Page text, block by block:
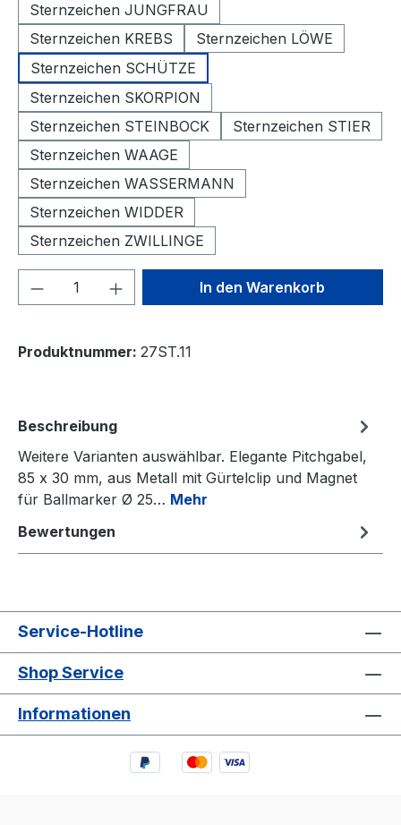
Sternzeichen JUNGFRAU
Sternzeichen KREBS
Sternzeichen LÖWE
Sternzeichen SCHÜTZE
Sternzeichen SKORPION
Sternzeichen STEINBOCK
Sternzeichen STIER
Sternzeichen WAAGE
Sternzeichen WASSERMANN
Sternzeichen WIDDER
Sternzeichen ZWILLINGE
Produkt Anzahl: Gib denIn den Warenkorb
Produktnummer: 27ST.11
Beschreibung
Weitere Varianten auswählbar. Elegante Pitchgabel,
85 x 30 mm, aus Metall mit Gürtelclip und Magnet
für Ballmarker Ø 25… Mehr
Bewertungen
Service-Hotline
Shop Service
Informationen